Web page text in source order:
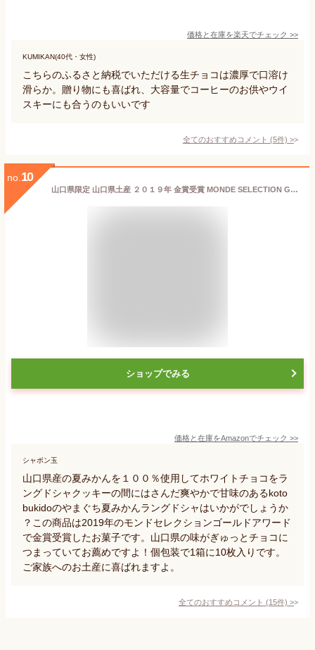
価格と在庫を楽天でチェック >>
KUMIKAN(40代・女性)
こちらのふるさと納税でいただける生チョコは濃厚で口溶け
滑らか。贈り物にも喜ばれ、大容量でコーヒーのお供やウイ
スキーにも合うのもいいです
全てのおすすめコメント (5件) >
no. 10
山口県限定 山口県土産 ２０１９年 金賞受賞 MONDE SELECTION GOLD AWARD 山口県産 夏みかん 100％使用 Kotobukido YAMAGUCHI Natsu Mikan Langue De Chat やまぐち 夏みかんラングドシャ チョコレート菓子 １０枚入り ラングドシャ
ショップでみる
価格と在庫をAmazonでチェック >>
シャボン玉
山口県産の夏みかんを１００％使用してホワイトチョコをラ
ングドシャクッキーの間にはさんだ爽やかで甘味のあるkoto
bukidoのやまぐち夏みかんラングドシャはいかがでしょうか
？この商品は2019年のモンドセレクションゴールドアワード
で金賞受賞したお菓子です。山口県の味がぎゅっとチョコに
つまっていてお薦めですよ！個包装で1箱に10枚入りです。
ご家族へのお土産に喜ばれますよ。
全てのおすすめコメント (15件) >